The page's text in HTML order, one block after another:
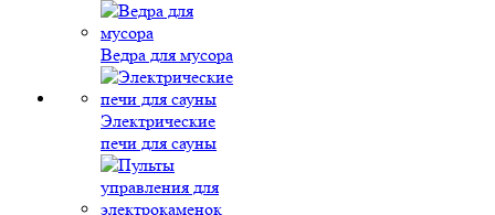
Ведра для мусора
Электрические
печи для сауны